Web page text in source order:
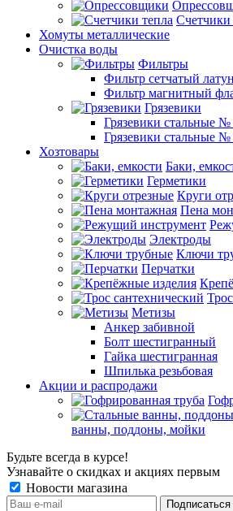
Счетчики
Хомуты металлические
Очистка воды
Фильтры
Фильтр сетчатый
Фильтр магнитный
Грязевики
Грязевики стальные №
Грязевики стальные №
Хозтовары
Баки,
Герметики
Круги
Пена
Электроды
Ключи
Перчатки
Метизы
Анкер забивной
Болт шестигранный
Гайка шестигранная
Шпилька резьбовая
Акции и распродажи
ванны, поддоны, мойки
Будьте всегда в курсе!
Узнавайте о скидках и акциях первым
Новости магазина